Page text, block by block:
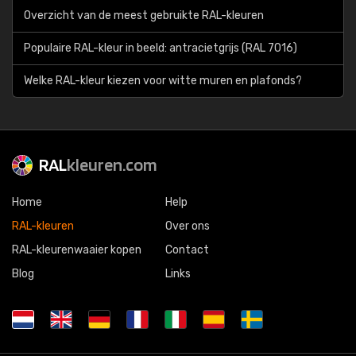
Overzicht van de meest gebruikte RAL-kleuren
Populaire RAL-kleur in beeld: antracietgrijs (RAL 7016)
Welke RAL-kleur kiezen voor witte muren en plafonds?
RALkleuren.com
Home
RAL-kleuren
RAL-kleurenwaaier kopen
Blog
Help
Over ons
Contact
Links